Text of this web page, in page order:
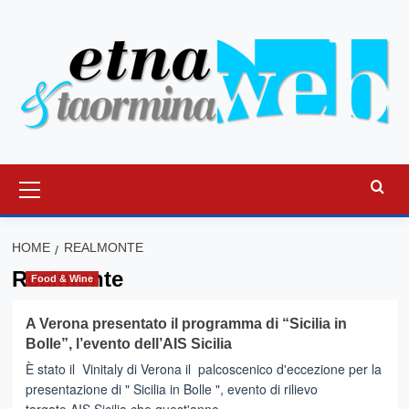
principale
HOME REALMONTE
Realmonte
Food & Wine
A Verona presentato il programma di “Sicilia in
Bolle”, l’evento dell’AIS Sicilia
È stato il Vinitaly di Verona il palcoscenico d'eccezione per la
presentazione di " Sicilia in Bolle ", evento di rilievo